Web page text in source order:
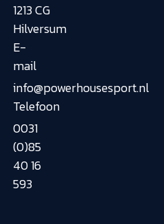
1213 CG
Hilversum
E-
mail
info@powerhousesport.nl
Telefoon
0031
(0)85
40 16
593